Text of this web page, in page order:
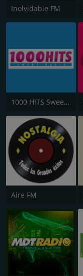
Inolvidable FM
1000 HITS Sweet Radio
Aire FM